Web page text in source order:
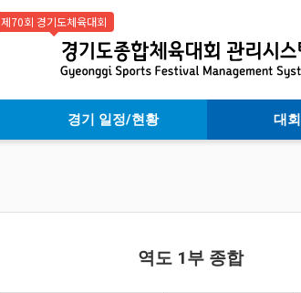
제70회 경기도체육대회
경기 일정/현황 대
역도 1부 종합